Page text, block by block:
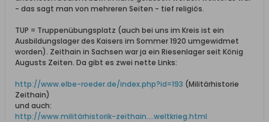
- das sagt man von mehreren Seiten - tief religiös.
TUP = Truppenübungsplatz (auch bei uns im Kreis ist ein
Ausbildungslager des Kaisers im Sommer 1920 umgewidmet
worden). Zeithain in Sachsen war ja ein Riesenlager seit König
Augusts Zeiten. Da gibt es zwei nette Links:
http://www.elbe-roeder.de/index.php?id=193 (Militärhistorie
Zeithain)
und auch:
http://www.militärhistorik-zeithain....weltkrieg.html